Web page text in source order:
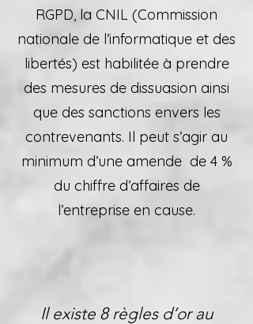
RGPD, la CNIL (Commission
nationale de l’informatique et des
libertés) est habilitée à prendre
des mesures de dissuasion ainsi
que des sanctions envers les
contrevenants. Il peut s’agir au
minimum d’une amende de 4 %
du chiffre d’affaires de
l’entreprise en cause.
Il existe 8 règles d’or au